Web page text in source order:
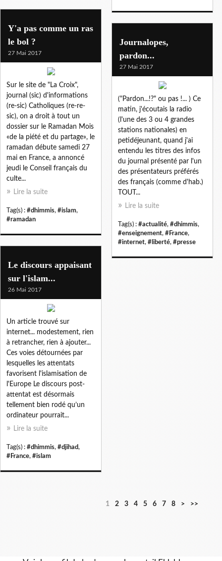
Y'a pas comme un ras
le bol ?
27 Mai 2017
Sur le site de "La Croix",
journal (sic) d'informations
(re-sic) Catholiques (re-re-
sic), on a droit à tout un
dossier sur le Ramadan Mois
«de la piété et du partage», le
ramadan débute samedi 27
mai en France, a annoncé
jeudi le Conseil français du
culte...
Lire la suite
Tag(s) : #dhimmis, #islam,
#ramadan
Journalopes,
pardon...
27 Mai 2017
("Pardon...!?" ou pas !... ) Ce
matin, j'écoutais la radio
(l'une des 3 ou 4 grandes
stations nationales) en
petidéjeunant, quand j'ai
entendu les titres des infos
du journal présenté par l'un
des présentateurs préférés
des français (comme d'hab.)
TOUT...
Lire la suite
Tag(s) : #actualité, #dhimmis,
#enseignement, #France,
#internet, #liberté, #presse
Le discours appaisant
sur l'islam...
26 Mai 2017
Un article trouvé sur
internet... modestement, rien
à retrancher, rien à ajouter...
Ces voies détournées par
lesquelles les attentats
favorisent l'islamisation de
l'Europe Le discours post-
attentat est désormais
tellement bien rodé qu’un
ordinateur pourrait...
Lire la suite
Tag(s) : #dhimmis, #djihad,
#France, #islam
1 2 3 4 5 6 7 8 > >>